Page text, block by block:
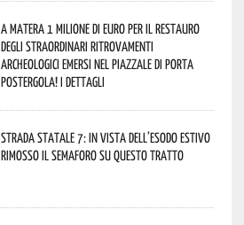
A Matera 1 milione di euro per il restauro
degli straordinari ritrovamenti
archeologici emersi nel piazzale di Porta
Postergola! I dettagli
Strada statale 7: in vista dell’esodo estivo
rimosso il semaforo su questo tratto